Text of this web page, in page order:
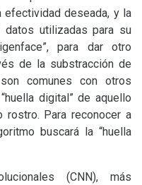
efectividad deseada, y la
utilizadas para su
para dar otro
de la substracción de
comunes con otros
digital” de aquello
rostro. Para reconocer a
buscará la “huella
(CNN), más